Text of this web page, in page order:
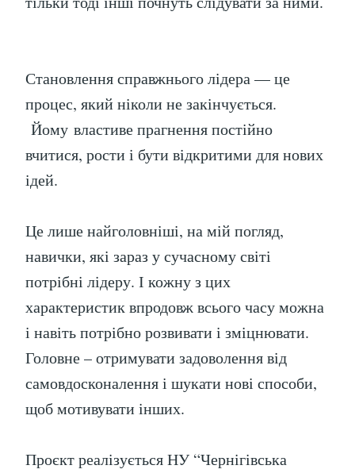
Становлення справжнього лідера — це
процес, який ніколи не закінчується.
Йому властиве прагнення постійно
вчитися, рости і бути відкритими для нових
ідей.
Це лише найголовніші, на мій погляд,
навички, які зараз у сучасному світі
потрібні лідеру. І кожну з цих
характеристик впродовж всього часу можна
і навіть потрібно розвивати і зміцнювати.
Головне – отримувати задоволення від
самовдосконалення і шукати нові способи,
щоб мотивувати інших.
Проєкт реалізується НУ “Чернігівська